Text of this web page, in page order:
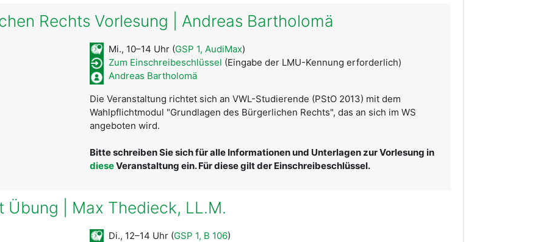
Rechts Vorlesung | Andreas Bartholomä
Mi., 10–14 Uhr (GSP 1, AudiMax)
Zum Einschreibeschlüssel (Eingabe der LMU-Kennung erforderlich)
Andreas Bartholomä
Die Veranstaltung richtet sich an VWL-Studierende (PStO 2013) mit dem
Wahlpflichtmodul "Grundlagen des Bürgerlichen Rechts", das an sich im WS
angeboten wird.
Bitte schreiben Sie sich für alle Informationen und Unterlagen zur Vorlesung in
dieseVeranstaltung ein. Für diese gilt der Einschreibeschlüssel.
Übung | Max Thedieck, LL.M.
Di., 12–14 Uhr (GSP 1, B 106)